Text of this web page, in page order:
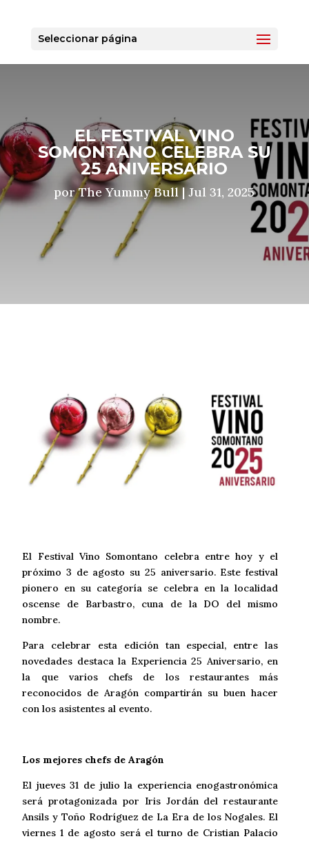
Seleccionar página
EL FESTIVAL VINO
SOMONTANO CELEBRA SU
25 ANIVERSARIO
porThe Yummy Bull|Jul 31, 2025
El Festival Vino Somontano celebra entre hoy y el
próximo 3 de agosto su 25 aniversario. Este festival
pionero en su categoría se celebra en la localidad
oscense de Barbastro, cuna de la DO del mismo
nombre.
Para celebrar esta edición tan especial, entre las
novedades destaca la Experiencia 25 Aniversario, en
la que varios chefs de los restaurantes más
reconocidos de Aragón compartirán su buen hacer
con los asistentes al evento.
Los mejores chefs de Aragón
El jueves 31 de julio la experiencia enogastronómica
será protagonizada por Iris Jordán del restaurante
Ansils y Toño Rodríguez de La Era de los Nogales. El
viernes 1 de agosto será el turno de Cristian Palacio